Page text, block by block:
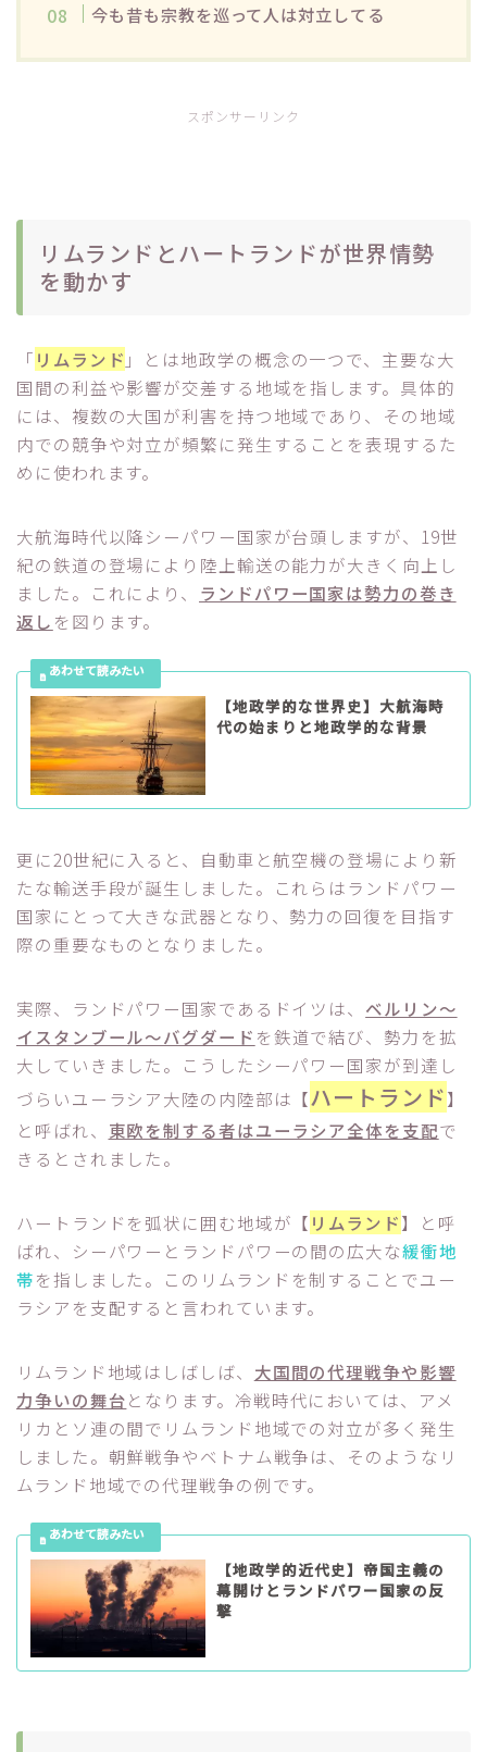
今も昔も宗教を巡って人は対立してる
スポンサーリンク
リムランドとハートランドが世界情勢
を動かす
「 リムランド 」とは地政学の概念の一つで、主要な大
国間の利益や影響が交差する地域を指します。具体的
には、複数の大国が利害を持つ地域であり、その地域
内での競争や対立が頻繁に発生することを表現するた
めに使われます。
大航海時代以降シーパワー国家が台頭しますが、19世
紀の鉄道の登場により陸上輸送の能力が大きく向上し
ました。これにより、 ランドパワー国家は勢力の巻き
返し を図ります。
【地政学的な世界史】大航海時
代の始まりと地政学的な背景
更に20世紀に入ると、自動車と航空機の登場により新
たな輸送手段が誕生しました。これらはランドパワー
国家にとって大きな武器となり、勢力の回復を目指す
際の重要なものとなりました。
実際、ランドパワー国家であるドイツは、 ベルリン～
イスタンブール～バグダード を鉄道で結び、勢力を拡
大していきました。こうしたシーパワー国家が到達し
づらいユーラシア大陸の内陸部は【ハートランド】
と呼ばれ、 東欧を制する者はユーラシア全体を支配で
きるとされました。
ハートランドを弧状に囲む地域が【 リムランド】と呼
ばれ、シーパワーとランドパワーの間の広大な緩衝地
帯を指しました。このリムランドを制することでユー
ラシアを支配すると言われています。
リムランド地域はしばしば、 大国間の代理戦争や影響
力争いの舞台となります。冷戦時代においては、アメ
リカとソ連の間でリムランド地域での対立が多く発生
しました。朝鮮戦争やベトナム戦争は、そのようなリ
ムランド地域での代理戦争の例です。
【地政学的近代史】帝国主義の
幕開けとランドパワー国家の反
撃